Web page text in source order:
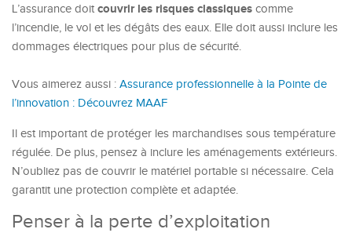
L’assurance doit couvrir les risques classiques comme
l’incendie, le vol et les dégâts des eaux. Elle doit aussi inclure les
dommages électriques pour plus de sécurité.
Vous aimerez aussi : Assurance professionnelle à la Pointe de
l’innovation : Découvrez MAAF
Il est important de protéger les marchandises sous température
régulée. De plus, pensez à inclure les aménagements extérieurs.
N’oubliez pas de couvrir le matériel portable si nécessaire. Cela
garantit une protection complète et adaptée.
Penser à la perte d’exploitation